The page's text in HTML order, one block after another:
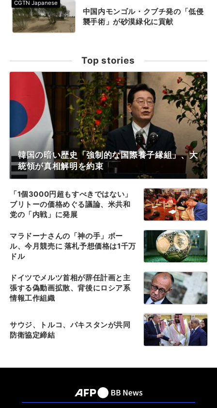
中国内モンゴル・クブチ発の「低侵
襲手術」が砂漠緑化に貢献
Top stories
韓国の暗い歴史「強制的な国際養子縁組」、大
統領が真相解明を約束
「1個3000円超もすべきではない」
ブリトーの価格めぐる議論、米共和
党の「内戦」に発展
マラドーナさんの「神の手」ボー
ル、今月競売に 落札予想価格は1千万
ドル
ドイツでメルツ首相が辞任計画と主
張する偽動画拡散、背後にロシア系
情報工作組織
サウジ、トルコ、パキスタンが共同
防衛協定締結